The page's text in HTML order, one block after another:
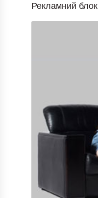
Рекламний блок